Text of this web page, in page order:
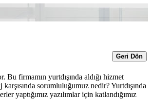
Geri Dön
Bu firmamın yurtdışında aldığı hizmet
sorumluluğumuz nedir? Yurtdışında
yaptığımız yazılımlar için katlandığımız